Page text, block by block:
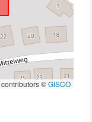
contributors ©GISCO